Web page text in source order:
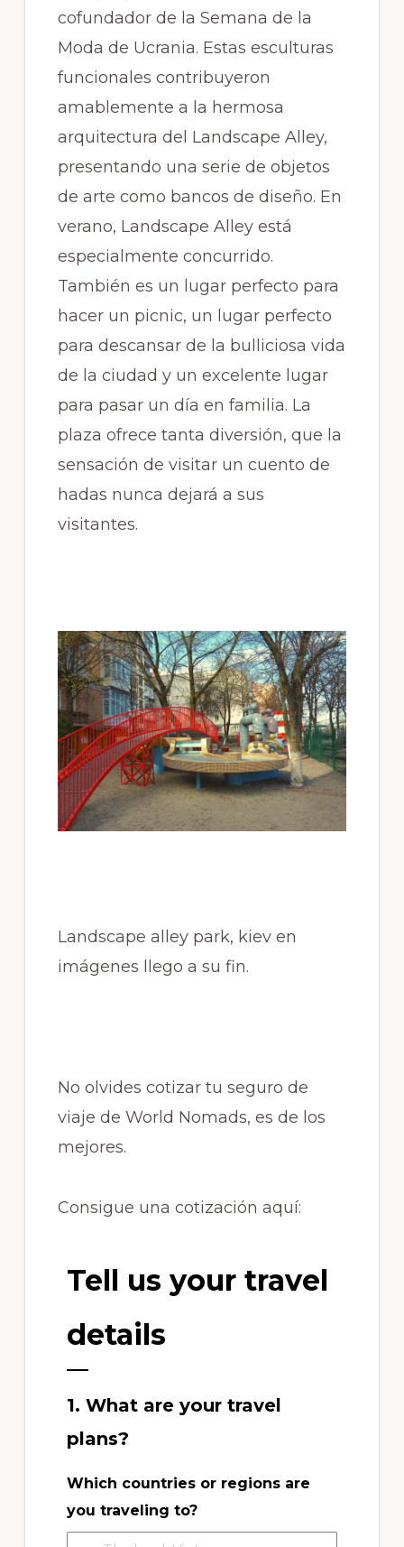
cofundador de la Semana de la
Moda de Ucrania. Estas esculturas
funcionales contribuyeron
amablemente a la hermosa
arquitectura del Landscape Alley,
presentando una serie de objetos
de arte como bancos de diseño. En
verano, Landscape Alley está
especialmente concurrido.
También es un lugar perfecto para
hacer un picnic, un lugar perfecto
para descansar de la bulliciosa vida
de la ciudad y un excelente lugar
para pasar un día en familia. La
plaza ofrece tanta diversión, que la
sensación de visitar un cuento de
hadas nunca dejará a sus
visitantes.
Landscape alley park, kiev en
imágenes llego a su fin.
No olvides cotizar tu seguro de
viaje de World Nomads, es de los
mejores.
Consigue una cotización aquí:
Tell us your travel
details
1. What are your travel
plans?
Which countries or regions are
you traveling to?